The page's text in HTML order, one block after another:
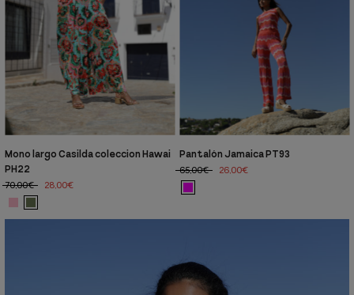
Mono largo Casilda coleccion Hawai
PH22
70,00€
28,00€
Pantalón Jamaica PT93
65,00€
26,00€